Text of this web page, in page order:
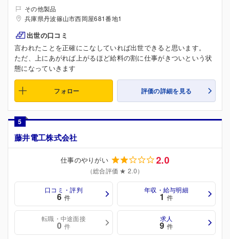
その他製品
兵庫県丹波篠山市西岡屋681番地1
出世の口コミ
言われたことを正確にこなしていれば出世できると思います。
ただ、上にあがれば上がるほど給料の割に仕事がきついという状
態になっていきます
フォロー 評価の詳細を見る
5
藤井電工株式会社
仕事のやりがい 2.0
（総合評価 ★ 2.0）
口コミ・評判
6 件
年収・給与明細
1 件
転職・中途面接
0 件
求人
9 件